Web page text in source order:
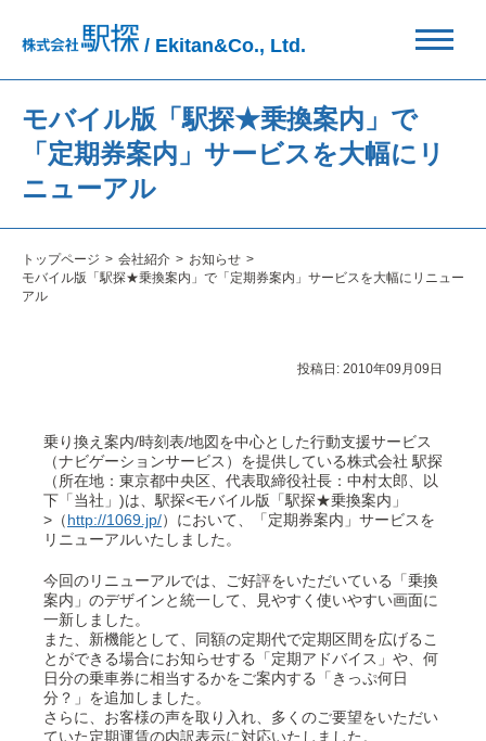
/ Ekitan&Co., Ltd.
モバイル版「駅探★乗換案内」で
「定期券案内」サービスを大幅にリ
ニューアル
トップページ 会社紹介
お知らせ
モバイル版「駅探★乗換案内」で「定期券案内」サービスを大幅にリニュー
アル
投稿日: 2010年09月09日
乗り換え案内/時刻表/地図を中心とした行動支援サービス
（ナビゲーションサービス）を提供している株式会社 駅探
（所在地：東京都中央区、代表取締役社長：中村太郎、以
下「当社」)は、駅探<モバイル版「駅探★乗換案内」
>（http://1069.jp/）において、「定期券案内」サービスを
リニューアルいたしました。
今回のリニューアルでは、ご好評をいただいている「乗換
案内」のデザインと統一して、見やすく使いやすい画面に
一新しました。
また、新機能として、同額の定期代で定期区間を広げるこ
とができる場合にお知らせする「定期アドバイス」や、何
日分の乗車券に相当するかをご案内する「きっぷ何日
分？」を追加しました。
さらに、お客様の声を取り入れ、多くのご要望をいただい
ていた定期運賃の内訳表示に対応いたしました。